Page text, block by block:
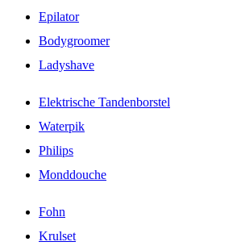
Epilator
Bodygroomer
Ladyshave
Elektrische Tandenborstel
Waterpik
Philips
Monddouche
Fohn
Krulset